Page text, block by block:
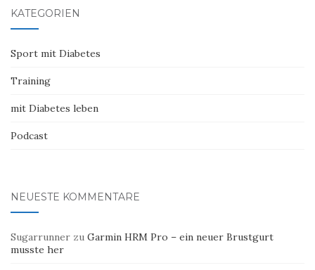
KATEGORIEN
Sport mit Diabetes
Training
mit Diabetes leben
Podcast
NEUESTE KOMMENTARE
Sugarrunner zu Garmin HRM Pro – ein neuer Brustgurt
musste her